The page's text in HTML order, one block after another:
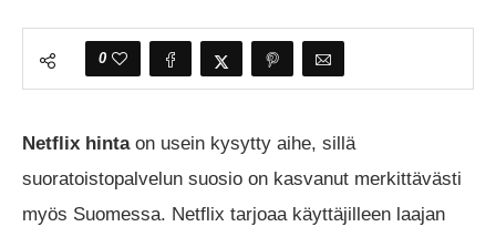
0
Netflix hintaon usein kysytty aihe, sillä
suoratoistopalvelun suosio on kasvanut merkittävästi
myös Suomessa. Netflix tarjoaa käyttäjilleen laajan